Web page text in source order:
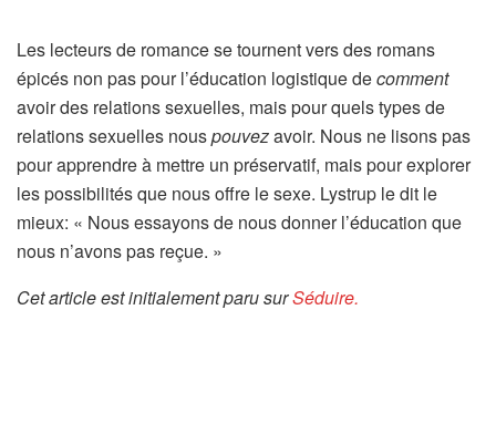
Les lecteurs de romance se tournent vers des romans
épicés non pas pour l’éducation logistique decomment
avoir des relations sexuelles, mais pour quels types de
relations sexuelles nouspouvezavoir. Nous ne lisons pas
pour apprendre à mettre un préservatif, mais pour explorer
les possibilités que nous offre le sexe. Lystrup le dit le
mieux: « Nous essayons de nous donner l’éducation que
nous n’avons pas reçue. »
Cet article est initialement paru surSéduire.